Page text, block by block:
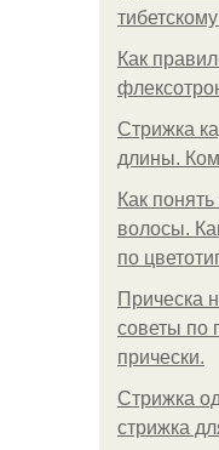
Как
Стрижка
длины.
Как
волосы.
по
Прическа
советы по
прически.
Стрижка
стрижка